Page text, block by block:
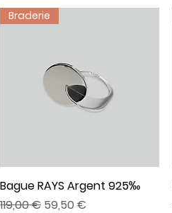
Aperçu rapide
Braderie
Bague RAYS Argent 925‰
Prix original
119,00 € Prix promotionnel
59,50 €